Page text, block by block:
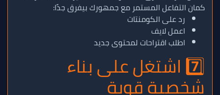
كمان التفاعل المستمر مع جمهورك بيفرق جدًا:
رد على الكومنتات
اعمل لايف
اطلب اقتراحات لمحتوى جديد
7️⃣ اشتغل على بناء
شخصية قوية